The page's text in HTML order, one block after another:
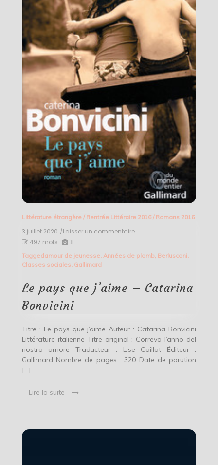
Littérature étrangère/ Rentrée Littéraire 2016/ Romans 2016
3 juillet 2020 /Laisser un commentaireon
que
Catarina
Bonvicini
497 mots 8
Taggedamour de jeunesse, Années de plomb, Berlusconi,
Classes sociales, Gallimard
Le pays que j’aime – Catarina
Bonvicini
Titre : Le pays que j’aime Auteur : Catarina Bonvicini
Littérature italienne Titre original : Correva l’anno del
nostro amore Traducteur : Lise Caillat Éditeur :
Gallimard Nombre de pages : 320 Date de parution
[…]
Lire la suite